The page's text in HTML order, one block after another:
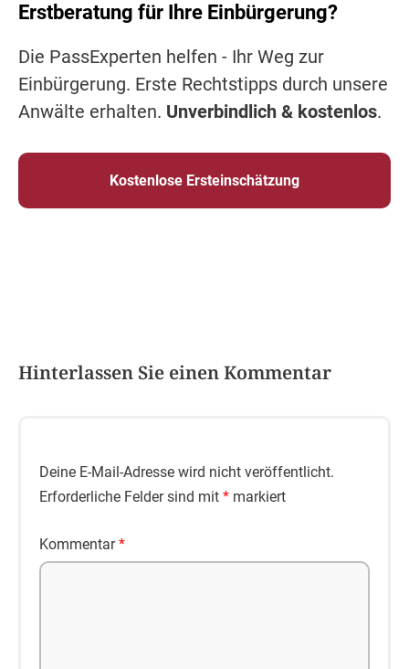
Erstberatung für Ihre Einbürgerung?
Die PassExperten helfen - Ihr Weg zur
Einbürgerung. Erste Rechtstipps durch unsere
Anwälte erhalten. Unverbindlich & kostenlos.
Kostenlose Ersteinschätzung
Hinterlassen Sie einen Kommentar
Deine E-Mail-Adresse wird nicht veröffentlicht.
Erforderliche Felder sind mit * markiert
Kommentar*